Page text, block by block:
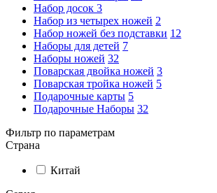
Набор досок 3
Набор из четырех ножей 2
Набор ножей без подставки 12
Наборы для детей 7
Наборы ножей 32
Поварская двойка ножей 3
Поварская тройка ножей 5
Подарочные карты 5
Подарочные Наборы 32
Фильтр по параметрам
Страна
Китай